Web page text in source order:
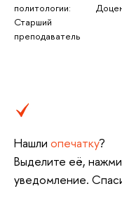
политологии:
Старший
преподаватель
Нашли опечатку?
Выделите её,
уведомление.